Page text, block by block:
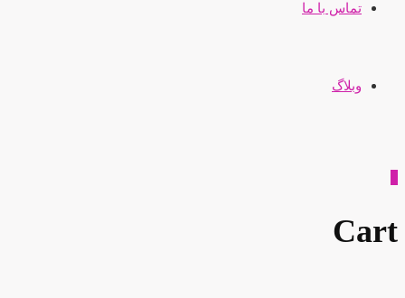
تماس با ما
وبلاگ
Cart